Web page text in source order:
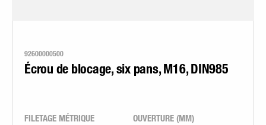
92600000500
Écrou de blocage, six pans, M16, DIN985
FILETAGE MÉTRIQUE OUVERTURE (MM)